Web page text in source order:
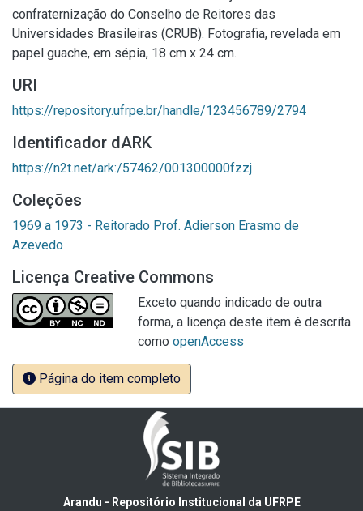
confraternização do Conselho de Reitores das
Universidades Brasileiras (CRUB). Fotografia, revelada em
papel guache, em sépia, 18 cm x 24 cm.
URI
https://repository.ufrpe.br/handle/123456789/2794
Identificador dARK
https://n2t.net/ark:/57462/001300000fzzj
Coleções
1969 a 1973 - Reitorado Prof. Adierson Erasmo de
Azevedo
Licença Creative Commons
Exceto quando indicado de outra
forma, a licença deste item é descrita
como openAccess
Página do item completo
Arandu - Repositório Institucional da UFRPE